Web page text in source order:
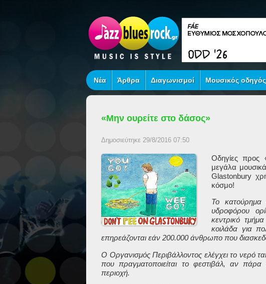
Νέα Άρθρα Διαγωνισμοί Μουσικός οδηγός
«Μην ουρείτε στο δάσος»
Δημοσιεύτηκε 29/8/2016 07:50
Οδηγίες προς
μεγάλα
Glastonbury
κόσμο!
Το κατούρημα
υδροφόρου
κεντρικό
κοιλάδα για
επηρεάζονται εάν 200.000 άνθρωπο που
Ο Οργανισμός Περιβάλλοντος ελέγχει το νερό
που πραγματοποιείται το φεστιβάλ, αν
περιοχή.